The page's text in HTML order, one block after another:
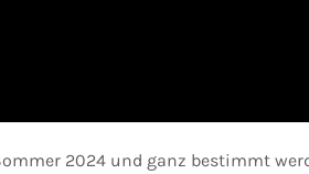
2024 und ganz bestimmt